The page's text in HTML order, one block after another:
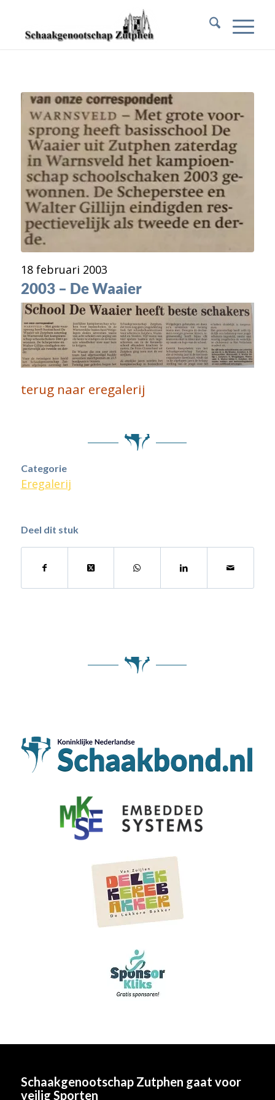
18 februari 2003
2003 – De Waaier
terug naar eregalerij
Categorie
Eregalerij
Deel dit stuk
Schaakgenootschap Zutphen gaat voor
veilig Sporten